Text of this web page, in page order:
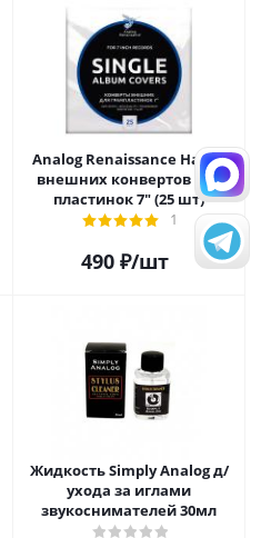
Analog Renaissance Набор
внешних конвертов для
пластинок 7" (25 шт)
1
490 ₽/шт
Жидкость Simply Analog д/
ухода за иглами
звукоснимателей 30мл